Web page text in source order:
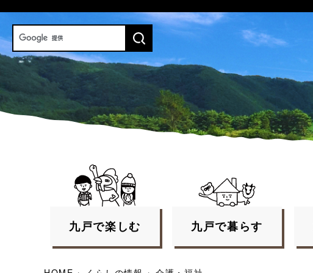
九戸で楽しむ 九戸で暮らす